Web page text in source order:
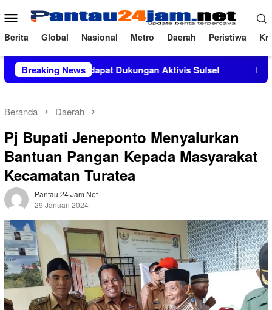
ke
konten
Menu
Mobile
Berita Global Nasional Metro Daerah Peristiwa
Breaking News
Mendapat Dukungan Aktivis Sulsel Kapolres
Beranda Daerah
Pj Bupati Jeneponto Menyalurkan
Bantuan Pangan Kepada Masyarakat
Kecamatan Turatea
Pantau 24 Jam Net
29 Januari 2024